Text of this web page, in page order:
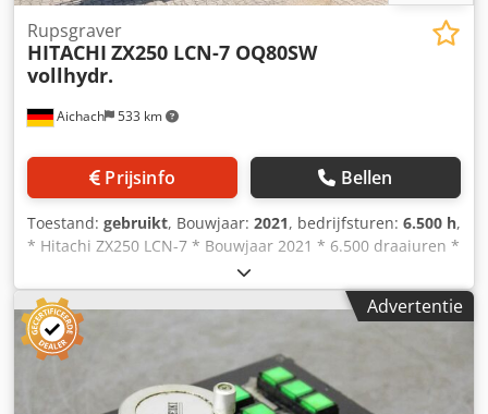
Aichach 533 km
Rupsgraver
HITACHI ZX250 LCN-7 OQ80SW
vollhydr.
Prijsinfo Bellen
Toestand: gebruikt, Bouwjaar: 2021, bedrijfsturen: 6.500 h,
* Hitachi ZX250 LCN-7 * Bouwjaar 2021 * 6.500 draaiuren *
140 kW Isuzu motor * 28.300 kg * Uitschuifbare giek *
OQ80SW, volledig hydraulisch * Airconditioning * Centrale
smering * 270° camera * GPS-voorbereiding Dwodpeznq T
Ujfx Ac Uoa
Advertentie